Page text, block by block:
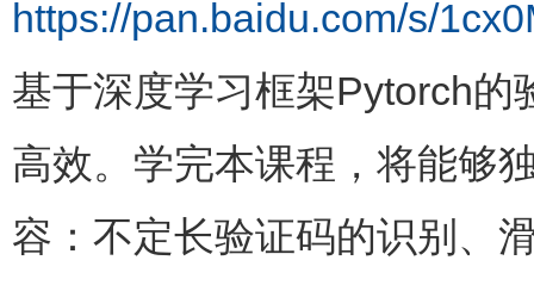
https://pan.baidu.com/s/
基于深度学习框架Pytorch
高效。学完本课程，将能够
容：不定长验证码的识别、